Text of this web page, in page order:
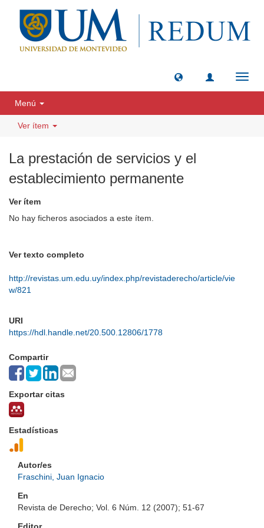
Menú
Ver ítem
La prestación de servicios y el
establecimiento permanente
Ver ítem
No hay ficheros asociados a este ítem.
Ver texto completo
http://revistas.um.edu.uy/index.php/revistaderecho/article/vie
w/821
URI
https://hdl.handle.net/20.500.12806/1778
Compartir
Exportar citas
Estadísticas
Autor/es
Fraschini, Juan Ignacio
En
Revista de Derecho; Vol. 6 Núm. 12 (2007); 51-67